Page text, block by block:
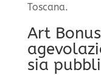
Toscana.
Art
sia